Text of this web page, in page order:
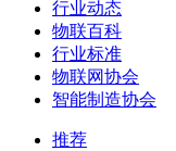
行业动态
物联百科
行业标准
物联网协会
智能制造协会
推荐